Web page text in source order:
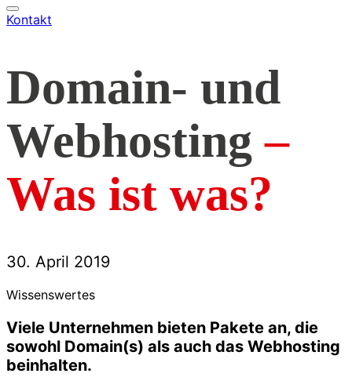
Kontakt
Domain- und
Webhosting–
Was ist was?
30. April 2019
Wissenswertes
Viele Unternehmen bieten Pakete an, die
sowohl Domain(s) als auch das Webhosting
beinhalten.